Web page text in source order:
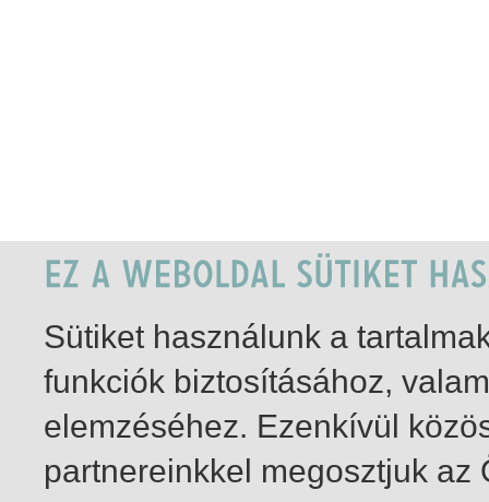
Sütiket használunk a
funkciók biztosításához,
elemzéséhez. Ezenkívül
partnereinkkel megosztjuk